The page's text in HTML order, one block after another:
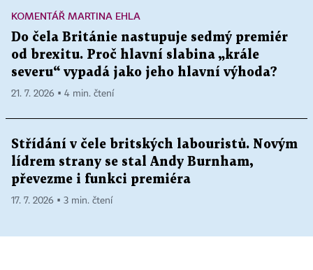
KOMENTÁŘ MARTINA EHLA
Do čela Británie nastupuje sedmý premiér
od brexitu. Proč hlavní slabina „krále
severu“ vypadá jako jeho hlavní výhoda?
21. 7. 2026 ▪ 4 min. čtení
Střídání v čele britských labouristů. Novým
lídrem strany se stal Andy Burnham,
převezme i funkci premiéra
17. 7. 2026 ▪ 3 min. čtení